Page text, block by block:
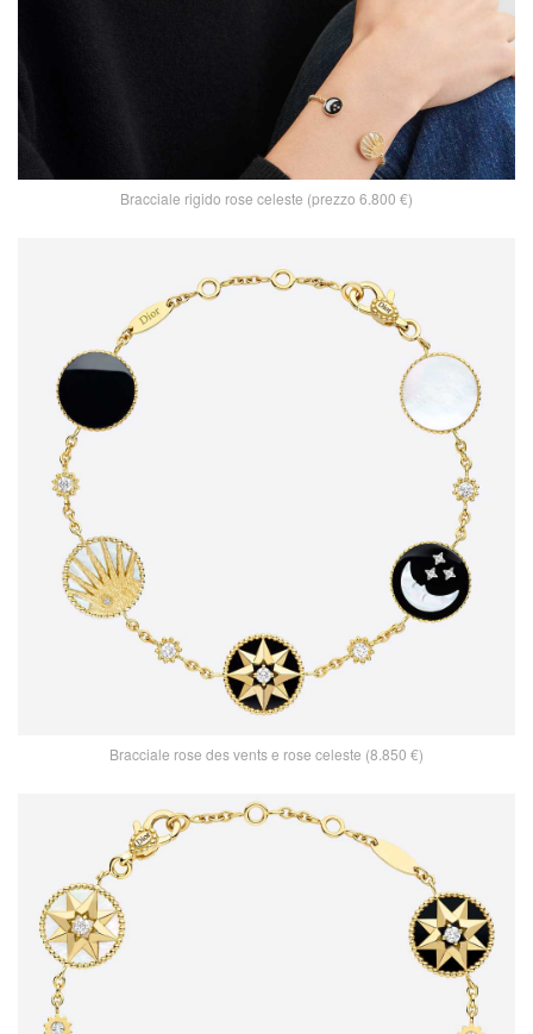
Bracciale rigido rose celeste (prezzo 6.800 €)
Bracciale rose des vents e rose celeste (8.850 €)